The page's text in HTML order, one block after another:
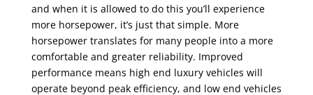
and when it is allowed to do this you’ll experience
more horsepower, it’s just that simple. More
horsepower translates for many people into a more
comfortable and greater reliability. Improved
performance means high end luxury vehicles will
operate beyond peak efficiency, and low end vehicles